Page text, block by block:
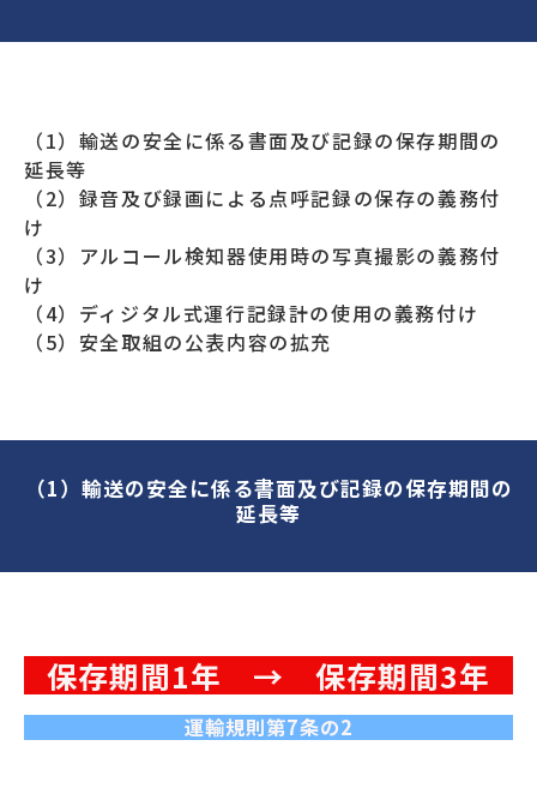
（1）輸送の安全に係る書面及び記録の保存期間の
延長等
（2）録音及び録画による点呼記録の保存の義務付
け
（3）アルコール検知器使用時の写真撮影の義務付
け
（4）ディジタル式運行記録計の使用の義務付け
（5）安全取組の公表内容の拡充
（1）輸送の安全に係る書面及び記録の保存期間の
延長等
保存期間1年　→　保存期間3年
運輸規則第7条の2